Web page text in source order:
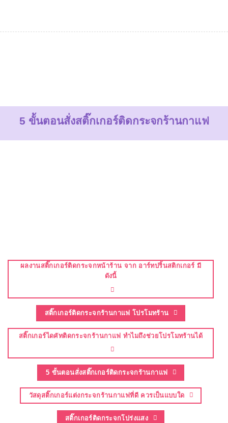
5 ขั้นตอนสั่งสติ๊กเกอร์ติดกระจกร้านกาแฟ
ผลงานสติ๊กเกอร์ติดกระจกหน้าร้าน จาก อาร์ทปริ้นสติกเกอร์ มี
ดังนี้
สติ๊กเกอร์ติดกระจกร้านกาแฟ โปรโมทร้าน
สติ๊กเกอร์ไดคัทติดกระจกร้านกาแฟ ทำไมถึงช่วยโปรโมทร้านได้
5 ขั้นตอนสั่งสติ๊กเกอร์ติดกระจกร้านกาแฟ
วัสดุสติ๊กเกอร์แต่งกระจกร้านกาแฟที่ดี ควรเป็นแบบใด
สติ๊กเกอร์ติดกระจกโปร่งแสง